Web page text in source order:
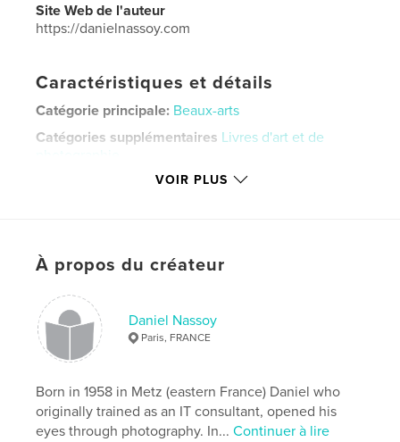
Site Web de l'auteur
https://danielnassoy.com
Caractéristiques et détails
Catégorie principale: Beaux-arts
Catégories supplémentaires Livres d'art et de
Petit carré, 18×18 cm
Date de publication: janv 22, 2019
LangueFrench
Mots-clés
art ,
montparnasse
VOIR PLUS
À propos du créateur
Daniel Nassoy
Paris, FRANCE
Born in 1958 in Metz (eastern France) Daniel who
originally trained as an IT consultant, opened his
eyes through photography. In...Continuer à lire